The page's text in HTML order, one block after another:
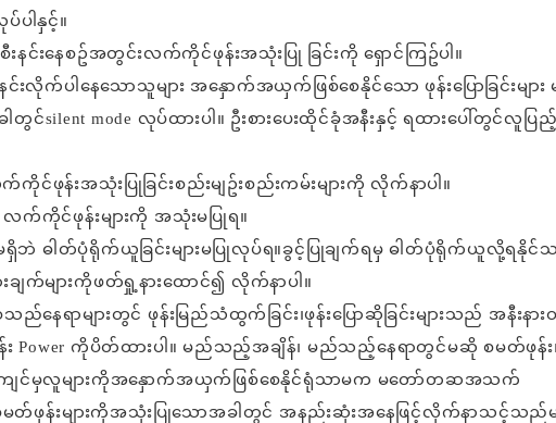
ပါနှင့်။
င်းနေစဥ်အတွင်းလက်ကိုင်ဖုန်းအသုံးပြု ခြင်းကို ရှောင်ကြဥ်ပါ။
နင်းလိုက်ပါနေသောသူများ အနှောက်အယှက် ဖြစ်စေနိုင်သော ဖုန်းပြောခြင်းများ
ါတွင်silent mode လုပ်ထားပါ။ ဦးစားပေးထိုင်ခုံအနီးနှင့် ရထားပေါ်တွင်လူပြ
ကိုင်ဖုန်းအသုံးပြုခြင်းစည်းမျဥ်းစည်းကမ်းများကို လိုက်နာပါ။
လက်ကိုင်ဖုန်းများကို အသုံးမပြုရ။
ရှိဘဲ ဓါတ်ပုံရိုက်ယူခြင်းများမပြုလုပ်ရ။ခွင့်ပြုချက်ရမှ ဓါတ်ပုံရိုက်ယူလို့ရနိုင်
းချက်များကိုဖတ်ရှု့နားထောင်၍ လိုက်နာပါ။
သည်နေရာများတွင် ဖုန်းမြည်သံထွက်ခြင်း၊ဖုန်းပြောဆိုခြင်းများသည် အနီးနား
း Power ကိုပိတ်ထားပါ။မည်သည့်အချိန်၊ မည်သည့်နေရာတွင်မဆို စမတ်ဖုန်း
းကျင်မှလူများကိုအနှောက်အယှက်ဖြစ်စေနိုင်ရုံသာမက မတော်တဆအသက်
မတ်ဖုန်းများကိုအသုံးပြုသောအခါတွင် အနည်းဆုံးအနေဖြင့်လိုက်နာသင့်သည်မျ